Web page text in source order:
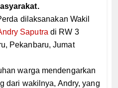
dilaksanakan Wakil
Saputra di RW 3
Pekanbaru, Jumat
warga mendengarkan
dari wakilnya, Andry, yang